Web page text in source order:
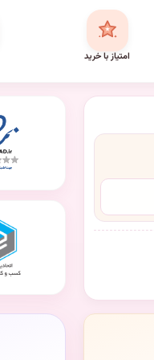
امتیاز با خرید